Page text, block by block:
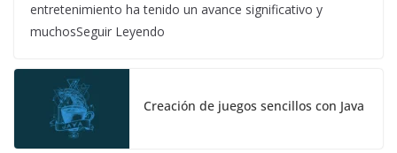
entretenimiento ha tenido un avance significativo y
muchosSeguir Leyendo
Creación de juegos sencillos con Java